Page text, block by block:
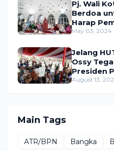
Pj. Wali
Berdoa
Harap
Berjalan
May 03, 2024
Jelang
Ossy
Presiden
August 13,
Main Tags
ATR/BPN Bangka